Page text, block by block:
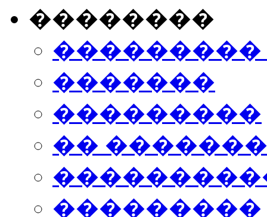
��������
���������
�������
���������
��
���������